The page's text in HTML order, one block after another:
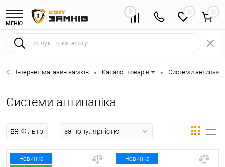
МЕНЮ
0 0
Інтернет магазин замків • Каталог товарів ⭐ • Системи
Системи антипаніка
Фільтр
Новинка
Новинка